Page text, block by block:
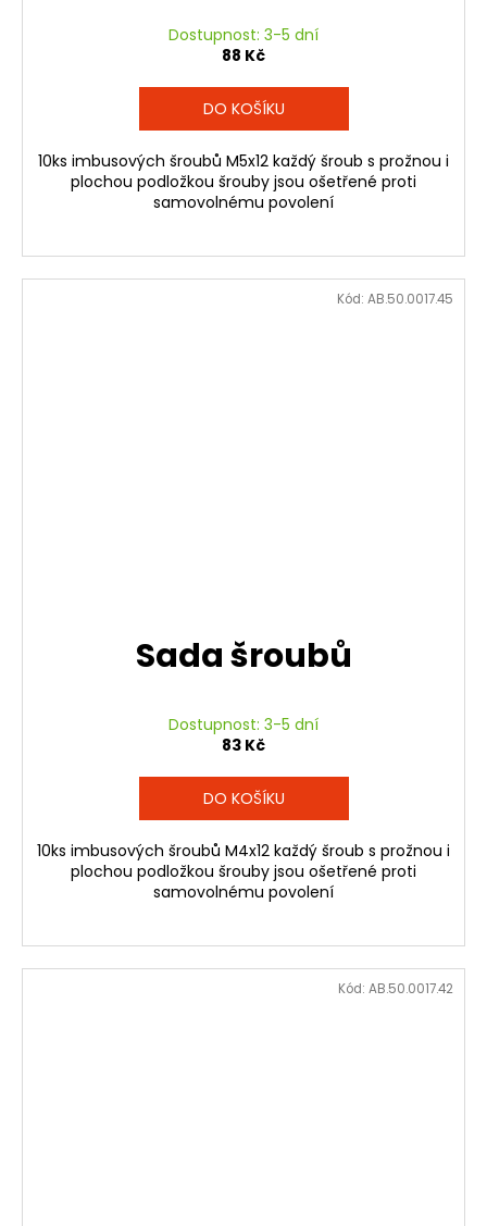
Dostupnost: 3-5 dní
88 Kč
DO KOŠÍKU
10ks imbusových šroubů M5x12 každý šroub s prožnou i
plochou podložkou šrouby jsou ošetřené proti
samovolnému povolení
Sada šroubů
Dostupnost: 3-5 dní
83 Kč
DO KOŠÍKU
10ks imbusových šroubů M4x12 každý šroub s prožnou i
plochou podložkou šrouby jsou ošetřené proti
samovolnému povolení
Kód: AB.50.0017.45
Kód: AB.50.0017.42